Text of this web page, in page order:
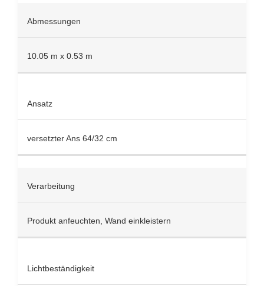
Abmessungen
10.05 m x 0.53 m
Ansatz
versetzter Ans 64/32 cm
Verarbeitung
Produkt anfeuchten, Wand einkleistern
Lichtbeständigkeit